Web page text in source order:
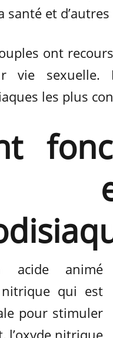
et
ont
vie
les plus
acide animé
nitrique qui est
pour stimuler
l’oxyde nitrique